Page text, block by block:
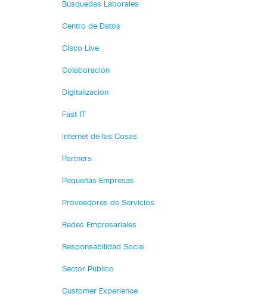
Búsquedas Laborales
Centro de Datos
Cisco Live
Colaboración
Digitalización
Fast IT
Internet de las Cosas
Partners
Pequeñas Empresas
Proveedores de Servicios
Redes Empresariales
Responsabilidad Social
Sector Público
Customer Experience